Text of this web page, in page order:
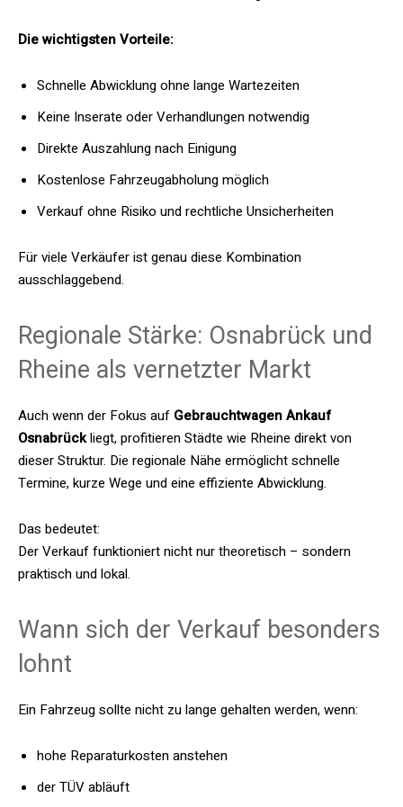
Die wichtigsten Vorteile:
Schnelle Abwicklung ohne lange Wartezeiten
Keine Inserate oder Verhandlungen notwendig
Direkte Auszahlung nach Einigung
Kostenlose Fahrzeugabholung möglich
Verkauf ohne Risiko und rechtliche Unsicherheiten
Für viele Verkäufer ist genau diese Kombination
ausschlaggebend.
Regionale Stärke: Osnabrück und
Rheine als vernetzter Markt
Auch wenn der Fokus auf Gebrauchtwagen Ankauf
Osnabrückliegt, profitieren Städte wie Rheine direkt von
dieser Struktur. Die regionale Nähe ermöglicht schnelle
Termine, kurze Wege und eine effiziente Abwicklung.
Das bedeutet:
Der Verkauf funktioniert nicht nur theoretisch – sondern
praktisch und lokal.
Wann sich der Verkauf besonders
lohnt
Ein Fahrzeug sollte nicht zu lange gehalten werden, wenn:
hohe Reparaturkosten anstehen
der TÜV abläuft